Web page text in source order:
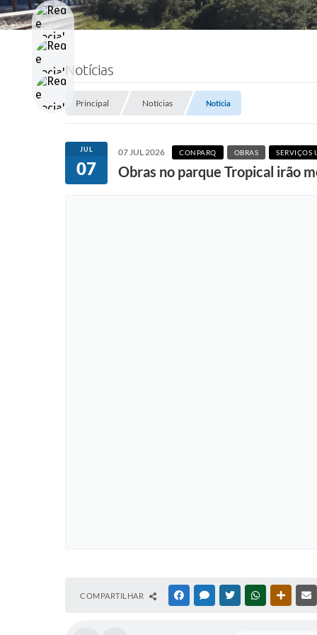
Notícias
Principal Notícias Notícia
JUL
07
07 JUL 2026 CONPARQ OBRAS SERVIÇOS
Obras no parque Tropical irão
COMPARTILHAR FACEBOOKMESSENGER
TWITTERWHATSAPP